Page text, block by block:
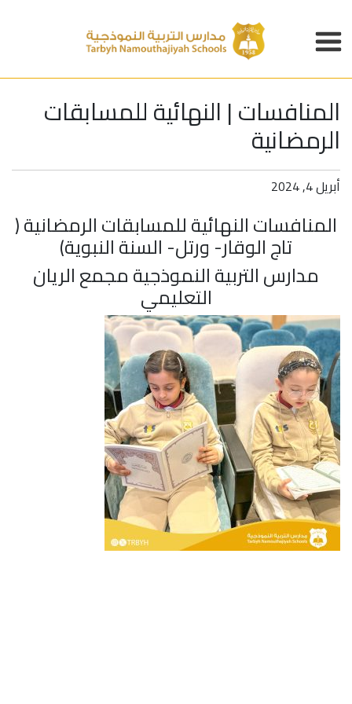
المنافسات | النهائية للمسابقات
الرمضانية
أبريل 4, 2024
المنافسات النهائية للمسابقات الرمضانية (
تاج الوقار- ورتل- السنة النبوية)
مدارس التربية النموذجيةمجمع الريان
التعليمي